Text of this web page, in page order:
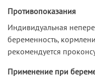
Противопоказания
Индивидуальная
беременность,
рекомендуется
Применение при